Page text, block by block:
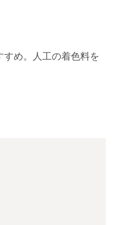
め。人工の着色料を